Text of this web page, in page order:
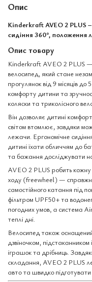
Опис
Kinderkraft AVEO 2 PLUS
сидіння 360°, положення
Опис товару
Kinderkraft AVEO 2 PLUS —
велосипед, який стане
прогулянок від 9 місяців
комфорту дитини та
коляски та триколісного
Він дозволяє дитині
світом втомлює, завдяки
лежачи. Ергономічне
дитині їхати обличчям до
та бажання досліджувати
AVEO 2 PLUS робить
ходу (freewheel) —
самостійного катання під
фільтром UPF50+ та
погодних умов, а система
теплі дні.
Велосипед також
дзвіночком,
іграшок та дрібниць.
складання, AVEO 2 PLUS
авто та швидко